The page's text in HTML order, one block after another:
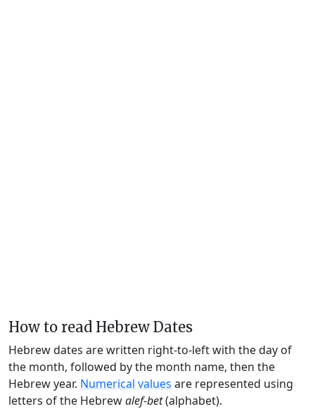
How to read Hebrew Dates
Hebrew dates are written right-to-left with the day of
the month, followed by the month name, then the
Hebrew year. Numerical values are represented using
letters of the Hebrewalef-bet(alphabet).